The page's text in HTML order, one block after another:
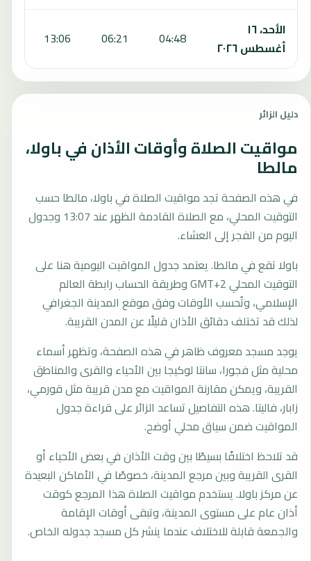
الأحد، ١٦
أغسطس ٢٠٢٦
04:48
06:21
13:06
دليل الزائر
مواقيت الصلاة وأوقات الأذان في باولا،
مالطا
في هذه الصفحة تجد مواقيت الصلاة في باولا، مالطا حسب
التوقيت المحلي، مع الصلاة القادمة الظهر عند 13:07 وجدول
اليوم من الفجر إلى العشاء.
باولا تقع في مالطا. يعتمد جدول المواقيت اليومية هنا على
التوقيت المحلي GMT+2 وطريقة الحساب رابطة العالم
الإسلامي، وتُحسب الأوقات وفق موقع المدينة الجغرافي
لذلك قد تختلف دقائق الأذان قليلًا عن المدن القريبة.
يوجد مسجد معروف ظاهر في هذه الصفحة، وتظهر أسماء
محلية مثل فجورا، سانتا لوكيجا بين الأحياء والقرى والمناطق
القريبة، ويمكن مقارنة المواقيت مع مدن قريبة مثل قورمي،
زابار، فاليتا. هذه التفاصيل تساعد الزائر على قراءة جدول
المواقيت ضمن سياق محلي أوضح.
قد تلاحظ اختلافًا بسيطًا بين وقت الأذان في بعض الأحياء أو
القرى القريبة وبين مرجع المدينة، خصوصًا في الأماكن البعيدة
عن مركز باولا. يستخدم مواقيت الصلاة هذا المرجع كوقت
أذان عام على مستوى المدينة، وتبقى أوقات الإقامة
والجمعة قابلة للاختلاف عندما ينشر كل مسجد جدوله الخاص.